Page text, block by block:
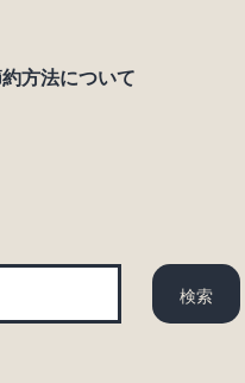
方法について